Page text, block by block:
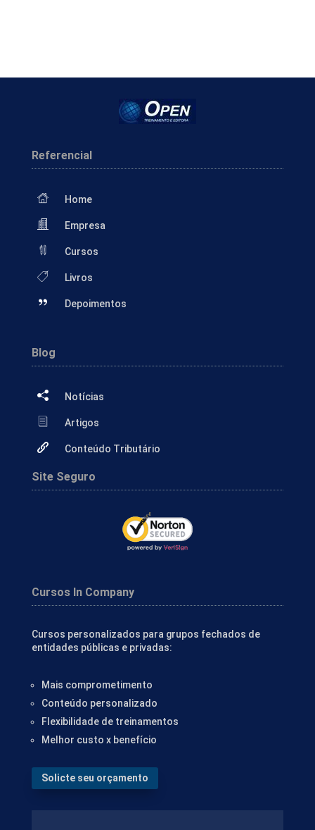
Referencial
Home
Empresa
Cursos
Livros
Depoimentos
Blog
Notícias
Artigos
Conteúdo Tributário
Site Seguro
Cursos In Company
Cursos personalizados para grupos fechados de
entidades públicas e privadas:
Mais comprometimento
Conteúdo personalizado
Flexibilidade de treinamentos
Melhor custo x benefício
Solicte seu orçamento